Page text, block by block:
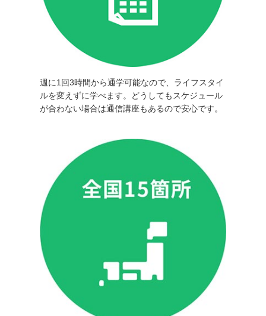
週に1回3時間から通学可能なので、ライフスタイ
ルを変えずに学べます。どうしてもスケジュール
が合わない場合は通信講座もあるので安心です。